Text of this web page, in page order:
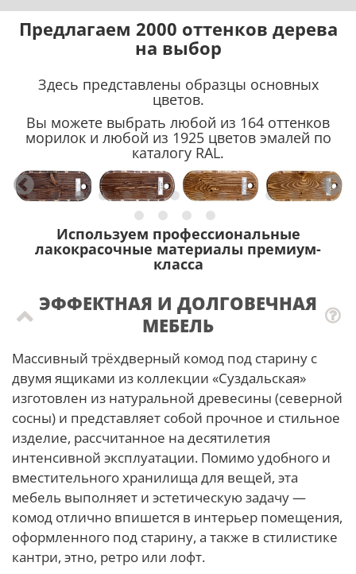
Предлагаем 2000 оттенков дерева
на выбор
Здесь представлены образцы основных
цветов.
Вы можете выбрать любой из 164 оттенков
морилок и любой из 1925 цветов эмалей по
каталогу RAL.
Используем профессиональные
лакокрасочные материалы премиум-
класса
ЭФФЕКТНАЯ И ДОЛГОВЕЧНАЯ
МЕБЕЛЬ
Массивный трёхдверный комод под старину с
двумя ящиками из коллекции «Суздальская»
изготовлен из натуральной древесины (северной
сосны) и представляет собой прочное и стильное
изделие, рассчитанное на десятилетия
интенсивной эксплуатации. Помимо удобного и
вместительного хранилища для вещей, эта
мебель выполняет и эстетическую задачу —
комод отлично впишется в интерьер помещения,
оформленного под старину, а также в стилистике
кантри, этно, ретро или лофт.